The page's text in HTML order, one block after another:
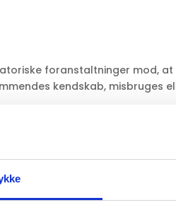
foranstaltninger mod,
kendskab, misbruges
dig som bruger og vise
samt at kunne levere de
vores services og indhold.